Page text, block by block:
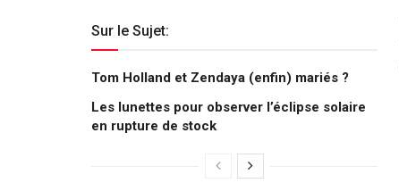
Sur le Sujet:
Tom Holland et Zendaya (enfin) mariés ?
Les lunettes pour observer l’éclipse solaire
en rupture de stock